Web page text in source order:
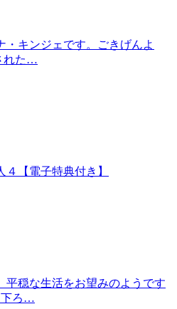
・キンジェです。ごきげんよ
れた…
【電子特典付き】
平穏な生活をお望みのようです
下ろ…